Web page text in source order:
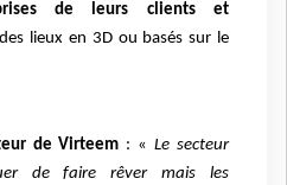
de leurs clients et
lieux en 3D ou basés sur le
de Virteem : «Le secteur
de faire rêver mais les